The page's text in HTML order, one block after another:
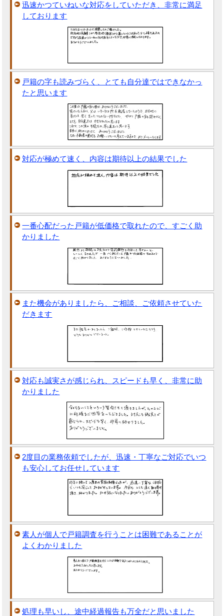
迅速かつていねいな対応をしていただき、非常に満足
しております
戸籍の字も読みづらく、とても自分達ではできなかっ
たと思います
対応が極めて速く、内容は期待以上の結果でした
一番心配だった戸籍が低価格で取れたので、すごく助
かりました
また機会がありましたら、ご相談、ご依頼させていた
だきます
対応も誠実さが感じられ、スピードも早く、非常に助
かりました
2度目の業務依頼でしたが、迅速・丁寧なご対応でいつ
も安心してお任せしています
素人が個人で戸籍調査を行うことは困難であることが
よくわかりました
処理も早いし、途中経過報告も万全だと思いました